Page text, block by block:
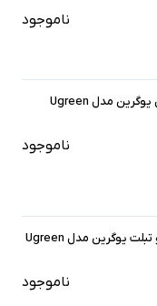
ناموجود
پایه نگهدارنده موبایل یوگرین مدل Ugreen
ناموجود
پایه نگهدارنده موبایل و تبلت یوگرین مدل Ugreen
ناموجود